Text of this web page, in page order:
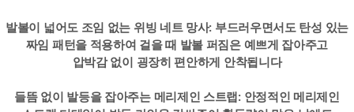
발볼이 넓어도 조임 없는 위빙 네트 망사: 부드러우면서도 탄성 있는
짜임 패턴을 적용하여 걸을 때 발볼 퍼짐은 예쁘게 잡아주고
압박감 없이 굉장히 편안하게 안착됩니다
들뜸 없이 발등을 잡아주는 메리제인 스트랩: 안정적인 메리제인